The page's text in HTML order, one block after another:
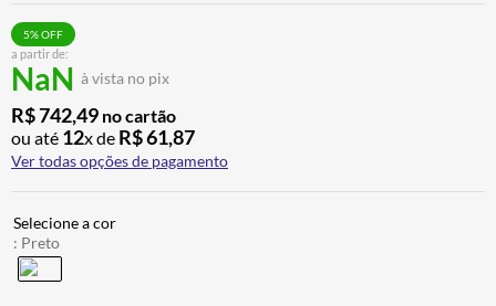
a partir de:
NaN à vista no pix
5% OFF
R$742,49 no cartão
ou até 12x de R$61,87
Ver todas opções de pagamento
: Preto
10º